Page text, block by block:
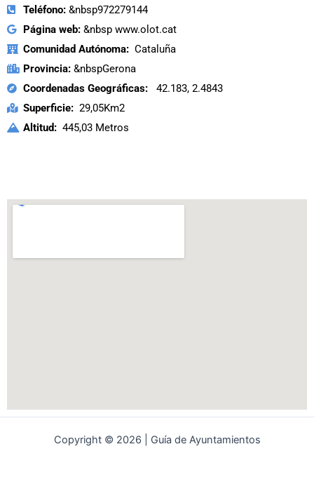
Teléfono:&nbsp972279144
Página web:&nbsp www.olot.cat
Comunidad Autónoma:Cataluña
Provincia:&nbspGerona
Coordenadas Geográficas:42.183, 2.4843
Superficie:29,05Km2
Altitud:445,03 Metros
Copyright © 2026 | Guía de Ayuntamientos